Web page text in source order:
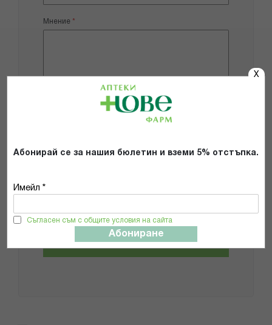
X
Абонирай се за нашия бюлетин и вземи 5% отстъпка.
Имейл *
Съгласен съм с общите условия на сайта
Абониране
Мнение
Добави снимки
Препоръчвам продукта
Общите условия и политиката за